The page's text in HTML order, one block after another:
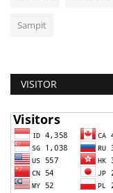
Sampit
VISITOR